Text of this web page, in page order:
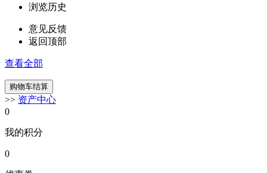
浏览历史
意见反馈
返回顶部
查看全部
>> 资产中心
0
我的积分
0